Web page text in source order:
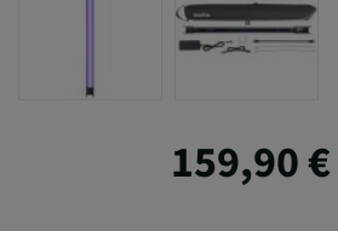
159,90 €